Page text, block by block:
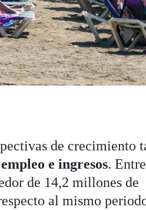
de crecimiento
e ingresos.
de 14,2 millones de
al mismo